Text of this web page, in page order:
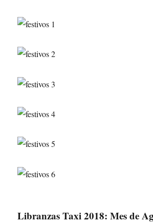
Libranzas Taxi 2018: Mes de